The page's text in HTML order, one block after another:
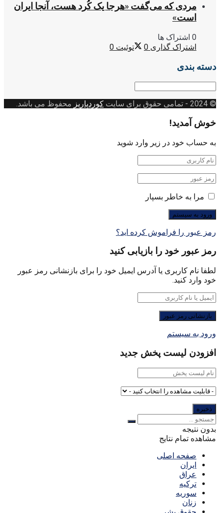
مردی که می‌گفت «هرجا یک کُرد هست، آنجا ایران
است»
0 اشتراک ها
اشتراک گذاری 0 توئیت 0
دسته بندی
© 2024
- تمامی حقوق برای سایت کوردپاریز محفوظ می باشد.
خوش آمدید!
به حساب خود در زیر وارد شوید
مرا به خاطر بسپار
رمز عبور را فراموش کرده اید؟
رمز عبور خود را بازیابی کنید
لطفا نام کاربری یا آدرس ایمیل خود را برای بازنشانی رمز عبور
خود وارد کنید.
ورود به سیستم
افزودن لیست پخش جدید
بدون نتیجه
مشاهده تمام نتایج
صفحه اصلی
ایران
عراق
ترکیه
سوریه
زنان